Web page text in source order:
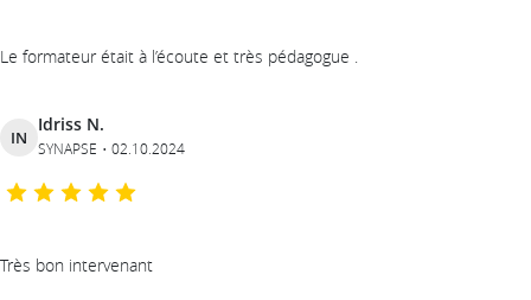
Le formateur était à l’écoute et très pédagogue .
IN
Idriss N.
SYNAPSE 02.10.2024
Très bon intervenant